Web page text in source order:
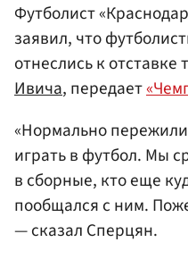
Футболист
заявил, что
отнеслись к
Ивича, передает
«Нормально
играть в футбол. Мы
в сборные, кто еще
пообщался с ним.
— сказал Сперцян.